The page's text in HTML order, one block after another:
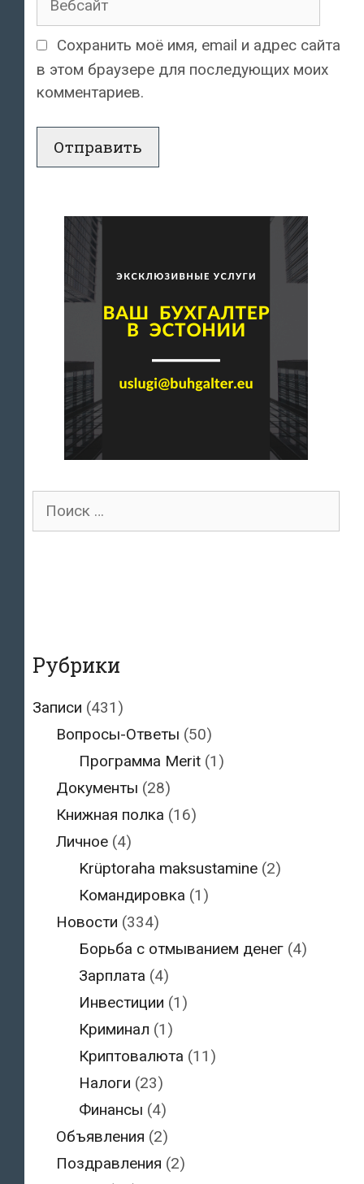
Сохранить моё имя, email и адрес сайта
в этом браузере для последующих моих
комментариев.
Поиск
Рубрики
Записи (431)
Вопросы-Ответы (50)
Программа Merit (1)
Документы (28)
Книжная полка (16)
Личное(4)
Krüptoraha maksustamine (2)
Командировка (1)
Новости (334)
Борьба с отмыванием денег (4)
Зарплата (4)
Инвестиции (1)
Криминал (1)
Криптовалюта (11)
Налоги (23)
Финансы (4)
Объявления (2)
Поздравления (2)